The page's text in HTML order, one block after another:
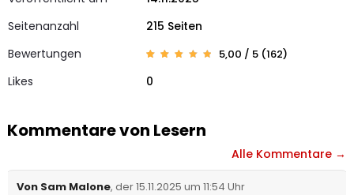
Seitenanzahl
215 Seiten
Bewertungen
4.99
ngen
5,00 / 5 (162)
Likes 0
Kommentare von Lesern
Alle Kommentare →
Von Sam Malone, der 15.11.2025 um 11:54 Uhr